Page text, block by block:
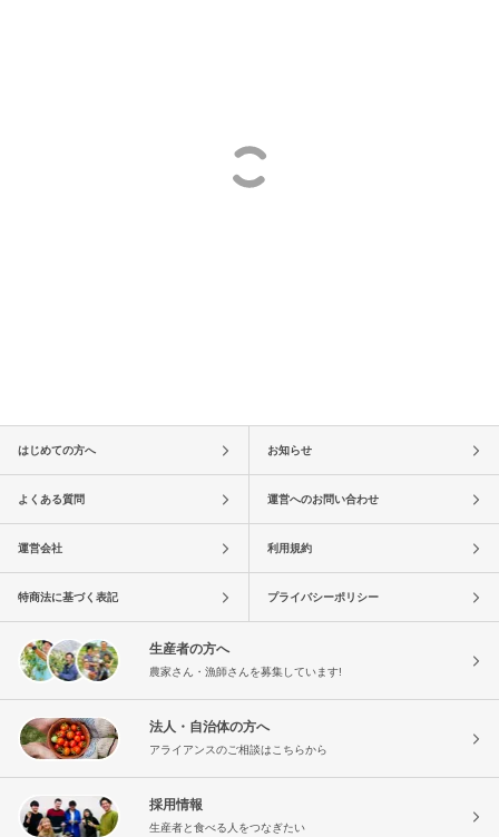
はじめての方へ お知らせ
よくある質問 運営へのお問い合わせ
運営会社 利用規約
特商法に基づく表記 プライバシーポリシー
生産者の方へ
農家さん・漁師さんを募集しています!
法人・自治体の方へ
アライアンスのご相談はこちらから
採用情報
生産者と食べる人をつなぎたい